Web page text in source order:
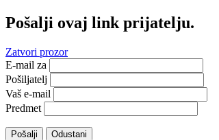
Pošalji ovaj link prijatelju.
Zatvori prozor
E-mail za
Pošiljatelj
Vaš e-mail
Predmet
Pošalji Odustani